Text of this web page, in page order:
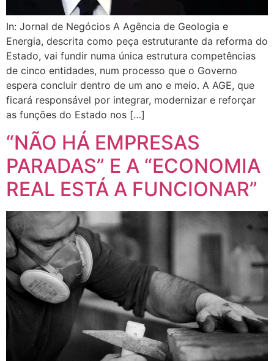
In: Jornal de Negócios A Agência de Geologia e
Energia, descrita como peça estruturante da reforma do
Estado, vai fundir numa única estrutura competências
de cinco entidades, num processo que o Governo
espera concluir dentro de um ano e meio. A AGE, que
ficará responsável por integrar, modernizar e reforçar
as funções do Estado nos […]
“NÃO HÁ EMPRESAS
PARADAS” E A “ECONOMIA
REAL ESTÁ A FUNCIONAR”